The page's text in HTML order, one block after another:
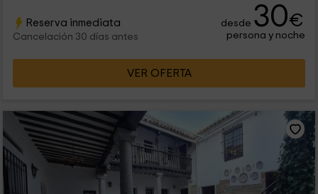
Reserva inmediata
Cancelación 30 días antes
desde 30€
persona y noche
VER OFERTA